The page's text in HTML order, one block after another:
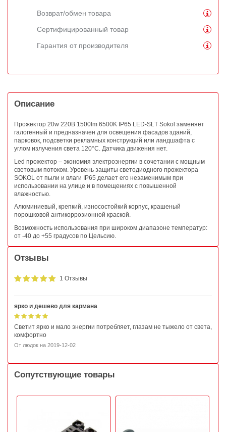
Возврат/обмен товара
Сертифицированный товар
Гарантия от производителя
Описание
Прожектор 20w 220В 1500lm 6500K IP65 LED-SLТ Sokol заменяет
галогенный и предназначен для освещения фасадов зданий,
парковок, подсветки рекламных конструкций или ландшафта с
углом излучения света 120°C. Датчика движения нет.
Led прожектор – экономия электроэнергии в сочетании с мощным
световым потоком. Уровень защиты светодиодного прожектора
SOKOL от пыли и влаги IP65 делает его незаменимым при
использовании на улице и в помещениях с повышенной
влажностью.
Алюминиевый, крепкий, износостойкий корпус, крашеный
порошковой антикоррозионной краской.
Возможность использования при широком диапазоне температур:
от -40 до +55 градусов по Цельсию.
Отзывы
1 Отзывы
ярко и дешево для кармана
Светит ярко и мало энергии потребляет, глазам не тыжело от света,
комфортно
От людок на 2019-12-02
Сопутствующие товары